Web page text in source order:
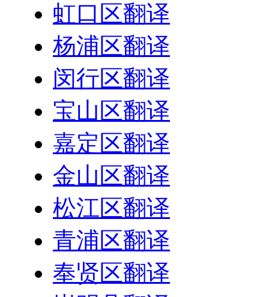
虹口区翻译
杨浦区翻译
闵行区翻译
宝山区翻译
嘉定区翻译
金山区翻译
松江区翻译
青浦区翻译
奉贤区翻译